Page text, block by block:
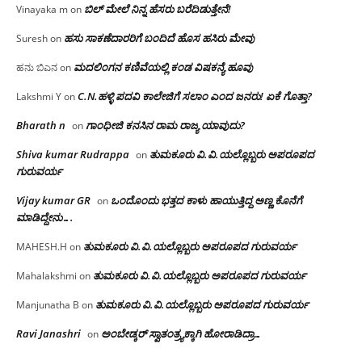
Vinayaka mon ಬಿಲ್ ಮೇಲೆ ನಿನ್ನ ಹೆಸರು ಬರೆದಿಡುತ್ತೇನೆ!
Sureshon ಹಸು ಸಾಕಣೆದಾರರಿಗೆ ಬಂದಿದೆ ಹೊಸ ಹಸಿರು ಮೇವು
ಹನು ಬಿಎನon ಮದಲಿಂಗನ ಕಣಿವೆಯಲ್ಲಿ ಕಂಡ ವಿಷಕನ್ಯೆ ಹೂವು
Lakshmi YonC.N.ಹಳ್ಳಿ ಪದವಿ ಕಾಲೇಜಿಗೆ ಸಲಾಂ‌ ಎಂದ ಜನರು! ಏಕೆ ಗೊತ್ತಾ?
Bharath n onಗಾಂಧೀಜಿ ಕನಸಿನ ರಾಮ ರಾಜ್ಯ ಯಾವುದು?
Shiva kumar Rudrappa on ತುಮಕೂರು‌ ವಿ.ವಿ.ಯಲ್ಲೊಬ್ಬರು ಅಪರೂಪದ
ಗುರುವರ್ಯ
Vijay kumar GR on ಒಂದೊಂದು ಭತ್ತದ ಕಾಳು ಹಾಯುತ್ತಿದ್ದ ಅಣ್ಣ ಕೊನೆಗೆ
ಮಾಡಿದ್ದೇನು….
MAHESH.H on ತುಮಕೂರು‌ ವಿ.ವಿ.ಯಲ್ಲೊಬ್ಬರು ಅಪರೂಪದ ಗುರುವರ್ಯ
Mahalakshmi on ತುಮಕೂರು‌ ವಿ.ವಿ.ಯಲ್ಲೊಬ್ಬರು ಅಪರೂಪದ ಗುರುವರ್ಯ
Manjunatha B on ತುಮಕೂರು‌ ವಿ.ವಿ.ಯಲ್ಲೊಬ್ಬರು ಅಪರೂಪದ ಗುರುವರ್ಯ
Ravi Janashri on ಅಂಬೇಡ್ಕರ್ ಸ್ವಾತಂತ್ರ್ಯಕ್ಕಾಗಿ ಹೋರಾಡಿದ್ರಾ…